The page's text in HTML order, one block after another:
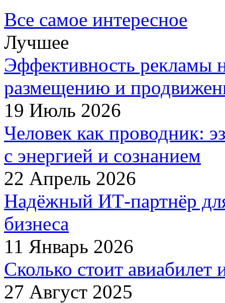
Все самое интересное
Лучшее
Эффективность рекламы
размещению и
19 Июль 2026
Человек как проводник:
с энергией и сознанием
22 Апрель 2026
Надёжный ИТ-партнёр
бизнеса
11 Январь 2026
Сколько стоит авиабилет
27 Август 2025